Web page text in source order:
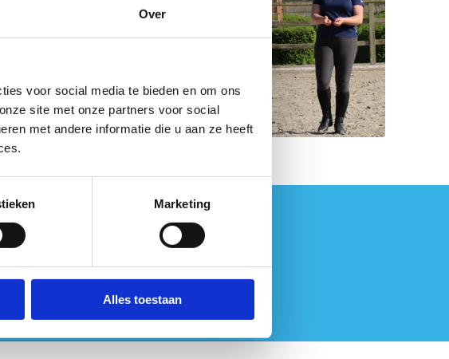
Over
voor social media te bieden en om ons
site met onze partners voor social
met andere informatie die u aan ze heeft
Marketing
Alles toestaan